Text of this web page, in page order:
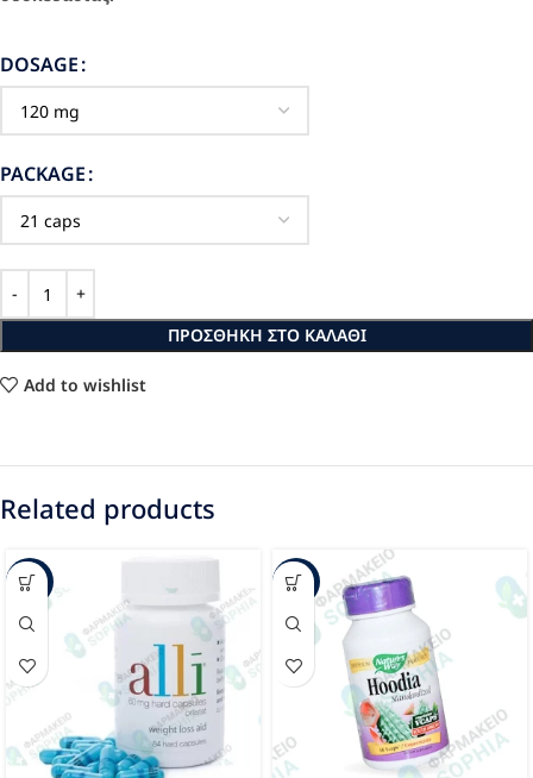
DOSAGE
PACKAGE
ΠΡΟΣΘΉΚΗ ΣΤΟ ΚΑΛΆΘΙ
Add to wishlist
Related products
-37% -8%